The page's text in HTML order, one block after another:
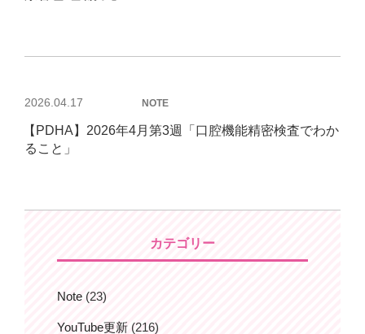
投
日:
2026.04.17 NOTE
【PDHA】2026年4月第3週「口腔機能精密検査でわか
ること」
カテゴリー
Note (23)
YouTube更新 (216)